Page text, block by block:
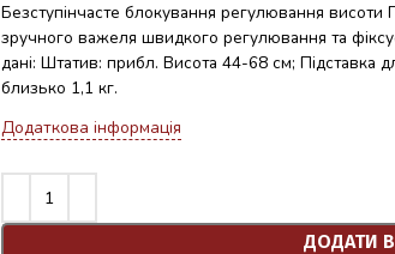
Безступінчасте блокування регулювання
зручного важеля швидкого регулювання та
дані: Штатив: прибл. Висота 44-68 см; Підставка
близько 1,1 кг.
Додаткова інформація
ДОДАТИ